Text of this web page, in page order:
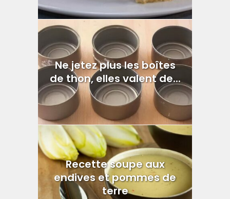
Ne jetez plus les boîtes
de thon, elles valent de...
Recette soupe aux
endives et pommes de
terre